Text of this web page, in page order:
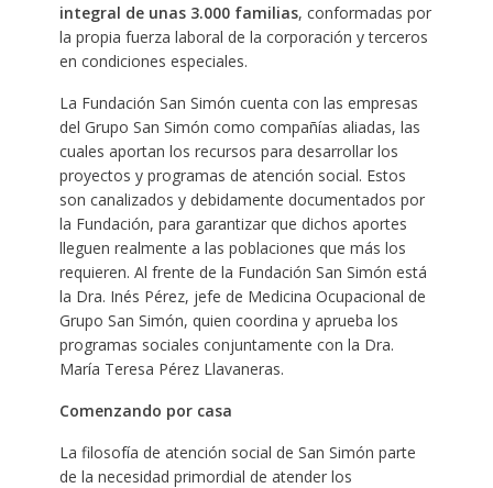
integral de unas 3.000 familias, conformadas por
la propia fuerza laboral de la corporación y terceros
en condiciones especiales.
La Fundación San Simón cuenta con las empresas
del Grupo San Simón como compañías aliadas, las
cuales aportan los recursos para desarrollar los
proyectos y programas de atención social. Estos
son canalizados y debidamente documentados por
la Fundación, para garantizar que dichos aportes
lleguen realmente a las poblaciones que más los
requieren. Al frente de la Fundación San Simón está
la Dra. Inés Pérez, jefe de Medicina Ocupacional de
Grupo San Simón, quien coordina y aprueba los
programas sociales conjuntamente con la Dra.
María Teresa Pérez Llavaneras.
Comenzando por casa
La filosofía de atención social de San Simón parte
de la necesidad primordial de atender los